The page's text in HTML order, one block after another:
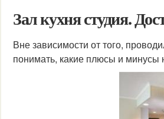
Зал кухня студия.
Вне зависимости от того,
понимать, какие плюсы и минусы